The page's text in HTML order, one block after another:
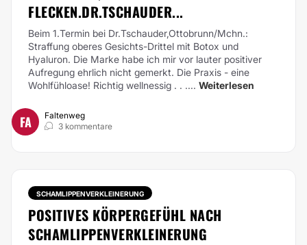
FLECKEN.DR.TSCHAUDER...
Beim 1.Termin bei Dr.Tschauder,Ottobrunn/Mchn.:
Straffung oberes Gesichts-Drittel mit Botox und
Hyaluron. Die Marke habe ich mir vor lauter positiver
Aufregung ehrlich nicht gemerkt. Die Praxis - eine
Wohlfühloase! Richtig wellnessig . . .... Weiterlesen
FA
Faltenweg
3 kommentare
SCHAMLIPPENVERKLEINERUNG
POSITIVES KÖRPERGEFÜHL NACH
SCHAMLIPPENVERKLEINERUNG